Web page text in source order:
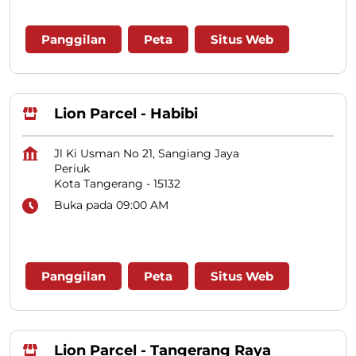
Panggilan Peta Situs Web
Lion Parcel - Habibi
Jl Ki Usman No 21, Sangiang Jaya
Periuk
Kota Tangerang - 15132
Buka pada 09:00 AM
Panggilan Peta Situs Web
Lion Parcel - Tangerang Raya